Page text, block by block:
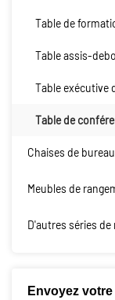
Table de
Table assis-
Table exécutive
Table de
Chaises de
Meubles de
D'autres séries de
Envoyez